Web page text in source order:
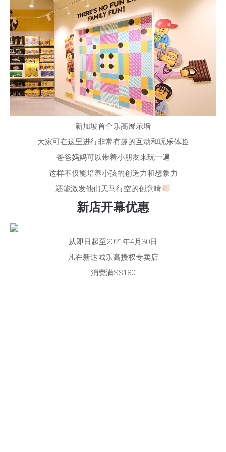
新加坡首个乐高展示墙
大家可在这里进行非常有趣的互动和玩乐体验
爸爸妈妈可以带着小朋友来玩一遍
这样不仅能培养小孩的创造力和想象力
还能激发他们天马行空的创意唷
新店开幕优惠
从即日起至2021年4月30日
凡在新达城乐高授权专卖店
消费满S$180